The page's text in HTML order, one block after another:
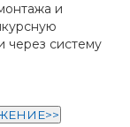
и
через систему